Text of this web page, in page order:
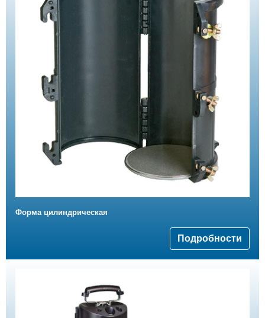
Форма цилиндрическая
Подробности